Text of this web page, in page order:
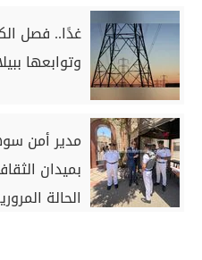
غدًا.. فصل
وتوابعها
مدير أمن
بميدان
الحالة